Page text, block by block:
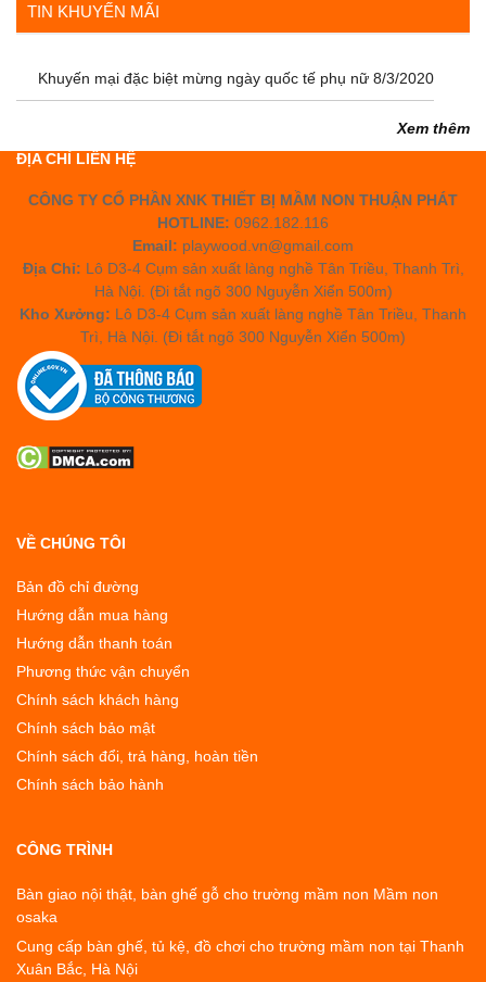
TIN KHUYẾN MÃI
Khuyến mại đặc biệt mừng ngày quốc tế phụ nữ 8/3/2020
Xem thêm
ĐỊA CHỈ LIÊN HỆ
CÔNG TY CỔ PHẦN XNK THIẾT BỊ MẦM NON THUẬN PHÁT
HOTLINE: 0962.182.116
Email: playwood.vn@gmail.com
Địa Chỉ: Lô D3-4 Cụm sản xuất làng nghề Tân Triều, Thanh Trì,
Hà Nội. (Đi tắt ngõ 300 Nguyễn Xiển 500m)
Kho Xưởng: Lô D3-4 Cụm sản xuất làng nghề Tân Triều, Thanh
Trì, Hà Nội. (Đi tắt ngõ 300 Nguyễn Xiển 500m)
VỀ CHÚNG TÔI
Bản đồ chỉ đường
Hướng dẫn mua hàng
Hướng dẫn thanh toán
Phương thức vận chuyển
Chính sách khách hàng
Chính sách bảo mật
Chính sách đổi, trả hàng, hoàn tiền
Chính sách bảo hành
CÔNG TRÌNH
Bàn giao nội thật, bàn ghế gỗ cho trường mầm non Mầm non
osaka
Cung cấp bàn ghế, tủ kệ, đồ chơi cho trường mầm non tại Thanh
Xuân Bắc, Hà Nội